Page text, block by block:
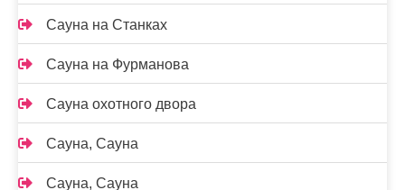
Сауна на Станках
Сауна на Фурманова
Сауна охотного двора
Сауна, Сауна
Сауна, Сауна